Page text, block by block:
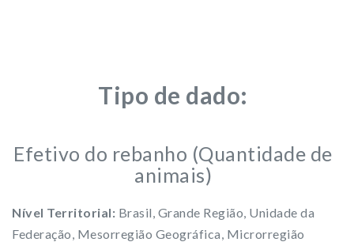
Tipo de dado:
Efetivo do rebanho (Quantidade de
animais)
Nível Territorial: Brasil, Grande Região, Unidade da
Federação, Mesorregião Geográfica, Microrregião